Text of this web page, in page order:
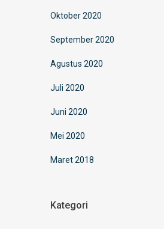
Oktober 2020
September 2020
Agustus 2020
Juli 2020
Juni 2020
Mei 2020
Maret 2018
Kategori